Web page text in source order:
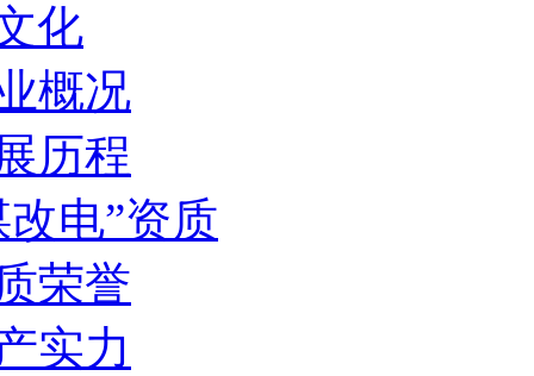
化
概况
历程
改电”资质
荣誉
实力